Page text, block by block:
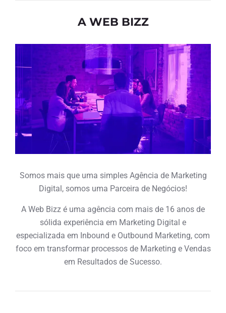
A WEB BIZZ
Somos mais que uma simples Agência de Marketing
Digital, somos uma Parceira de Negócios!
A Web Bizz é uma agência com mais de 16 anos de
sólida experiência em Marketing Digital e
especializada em Inbound e Outbound Marketing, com
foco em transformar processos de Marketing e Vendas
em Resultados de Sucesso.